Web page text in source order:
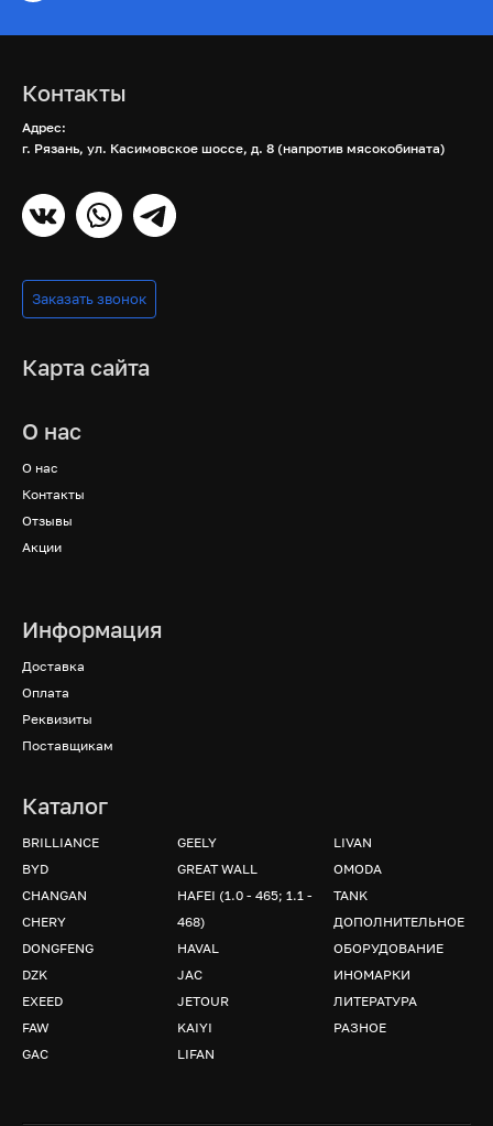
Контакты
Адрес:
г. Рязань, ул. Касимовское шоссе, д. 8 (напротив мясокобината)
Заказать звонок
Карта сайта
О нас
О нас
Контакты
Отзывы
Акции
Информация
Доставка
Оплата
Реквизиты
Поставщикам
Каталог
BRILLIANCE
BYD
CHANGAN
CHERY
DONGFENG
DZK
EXEED
FAW
GAC
GEELY
GREAT WALL
HAFEI (1.0 - 465; 1.1 -
468)
HAVAL
JAC
JETOUR
KAIYI
LIFAN
LIVAN
OMODA
TANK
ДОПОЛНИТЕЛЬНОЕ
ОБОРУДОВАНИЕ
ИНОМАРКИ
ЛИТЕРАТУРА
РАЗНОЕ